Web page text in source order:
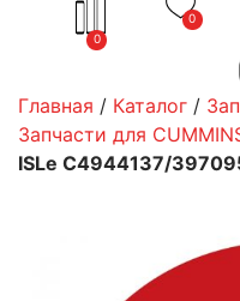
0
0
Главная / Каталог /
Запчасти для
ISLe C4944137/